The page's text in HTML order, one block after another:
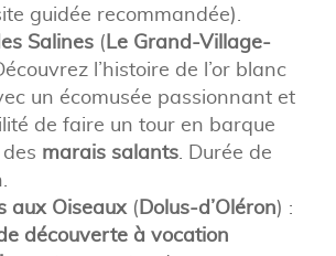
guidée recommandée).
Salines(Le Grand-Village-
l’histoire de l’or blanc
un écomusée passionnant et
de faire un tour en barque
marais salants. Durée de
aux Oiseaux(Dolus-d’Oléron) :
découverte à vocation